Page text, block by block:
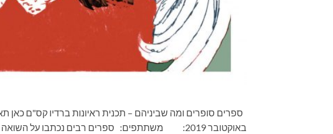
באוקטובר 2019: משתתפים: ספרים רבים נכתבו על